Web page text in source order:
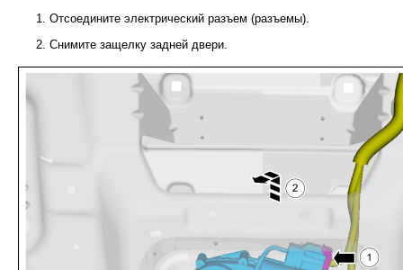
Отсоедините электрический разъем (разъемы).
Снимите защелку задней двери.